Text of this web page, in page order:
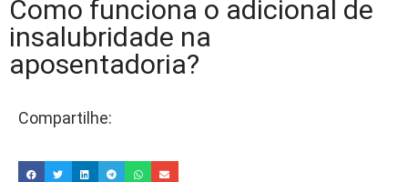
Como funciona o adicional de
insalubridade na
aposentadoria?
Compartilhe: